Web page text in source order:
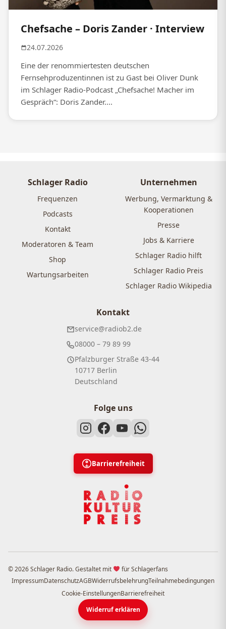
Chefsache – Doris Zander · Interview
24.07.2026
Eine der renommiertesten deutschen
Fernsehproduzentinnen ist zu Gast bei Oliver Dunk
im Schlager Radio-Podcast „Chefsache! Macher im
Gespräch“: Doris Zander....
Schlager Radio
Frequenzen
Podcasts
Kontakt
Moderatoren & Team
Shop
Wartungsarbeiten
Unternehmen
Werbung, Vermarktung &
Kooperationen
Presse
Jobs & Karriere
Schlager Radio hilft
Schlager Radio Preis
Schlager Radio Wikipedia
Kontakt
service@radiob2.de
08000 – 79 89 99
Pfalzburger Straße 43-44
10717 Berlin
Deutschland
Folge uns
Barrierefreiheit
© 2026 Schlager Radio. Gestaltet mit
für Schlagerfans
ImpressumDatenschutzAGBWiderrufsbelehrungTeilnahmebedingungen
Cookie-EinstellungenBarrierefreiheit
Widerruf erklären